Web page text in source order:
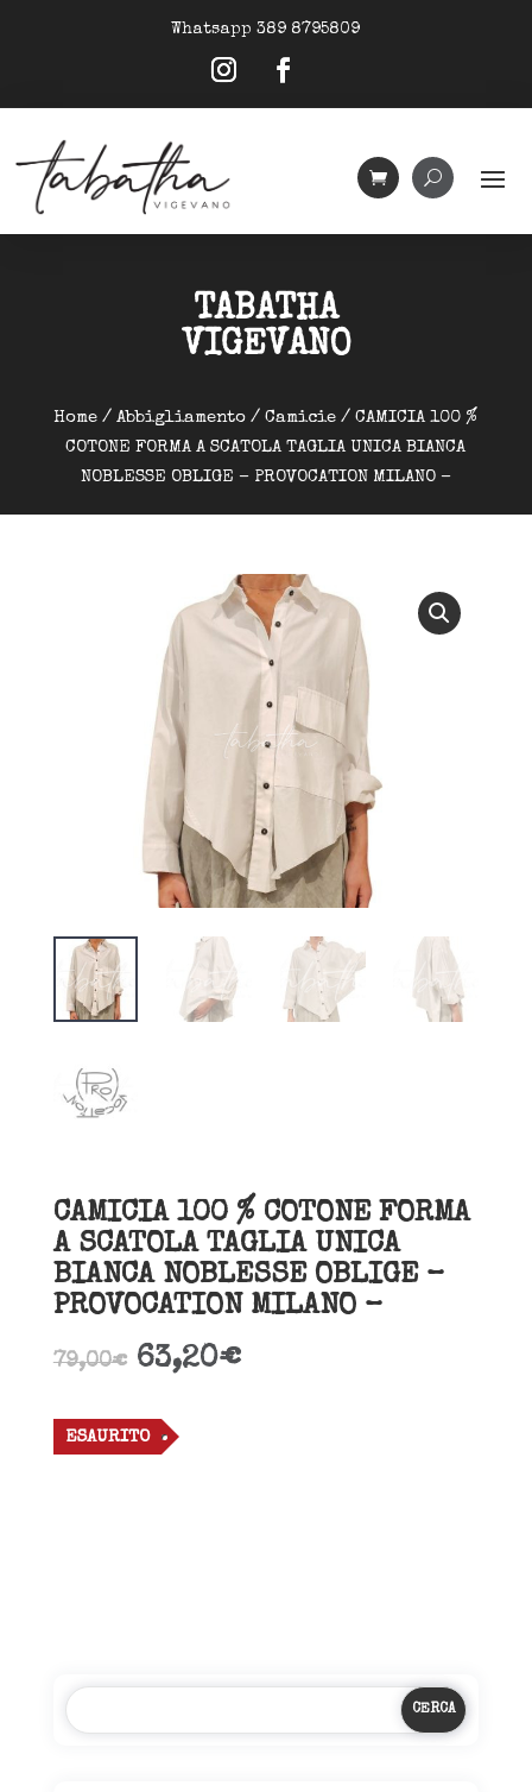
Whatsapp 389 8795809
TABATHA
VIGEVANO
Home /Abbigliamento /Camicie / CAMICIA 100 %
COTONE FORMA A SCATOLA TAGLIA UNICA BIANCA
NOBLESSE OBLIGE – PROVOCATION MILANO –
CAMICIA 100 % COTONE FORMA
A SCATOLA TAGLIA UNICA
BIANCA NOBLESSE OBLIGE –
PROVOCATION MILANO –
79,00€ 63,20€
ESAURITO